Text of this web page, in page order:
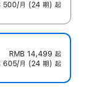
500/月 (24 期) 起
RMB 14,499 起
605/月 (24 期) 起